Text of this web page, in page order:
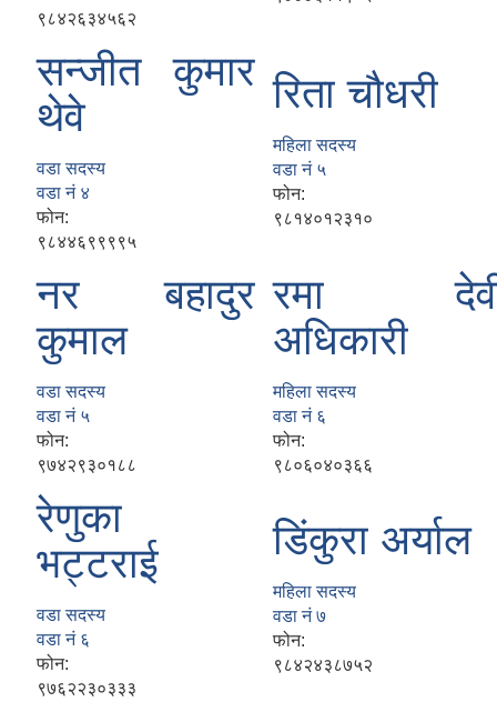
९८४२६३४५६२
सन्जीत कुमार
थेवे
वडा सदस्य
वडा नं ४
फोन:
९८४४६९९९९५
रिता चौधरी
महिला सदस्य
वडा नं ५
फोन:
९८१४०१२३१०
नर बहादुर
कुमाल
वडा सदस्य
वडा नं ५
फोन:
९७४२९३०१८८
रमा
अधिकारी
महिला सदस्य
वडा नं ६
फोन:
९८०६०४०३६६
रेणुका
भट्टराई
वडा सदस्य
वडा नं ६
फोन:
९७६२२३०३३३
डिं‌‌‌कुरा अर्याल
महिला सदस्य
वडा नं ७
फोन:
९८४२४३८७५२